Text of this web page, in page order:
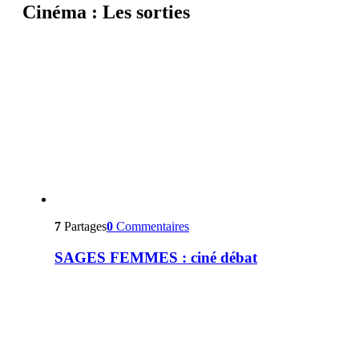
Cinéma : Les sorties
7 Partages0 Commentaires
SAGES FEMMES : ciné débat